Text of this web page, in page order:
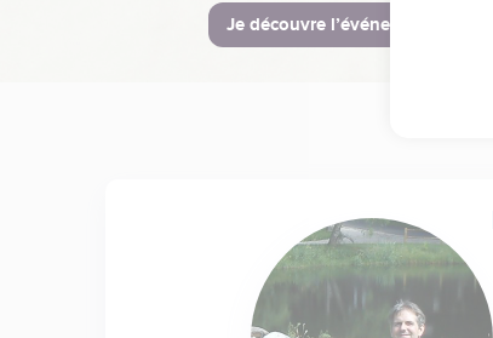
Je découvre l’événement